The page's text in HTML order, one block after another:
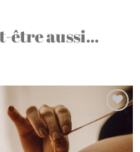
être aussi...
Ajouter
à la liste
d’envies